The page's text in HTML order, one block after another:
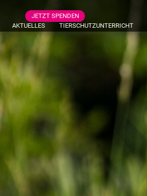
JETZT SPENDEN
AKTUELLES TIERSCHUTZUNTERRICHT